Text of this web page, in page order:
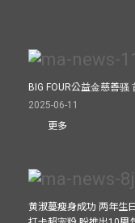
BIG FOUR公益⾦慈善
2025-06-11
更多
黄淑蔓瘦身成功 两年生